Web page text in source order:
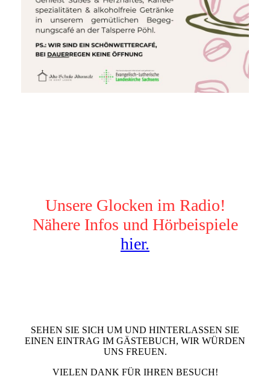
Unsere Glocken im Radio!
Nähere Infos und Hörbeispiele
hier.
SEHEN SIE SICH UM UND HINTERLASSEN SIE
EINEN EINTRAG IM GÄSTEBUCH, WIR WÜRDEN
UNS FREUEN.
VIELEN DANK FÜR IHREN BESUCH!